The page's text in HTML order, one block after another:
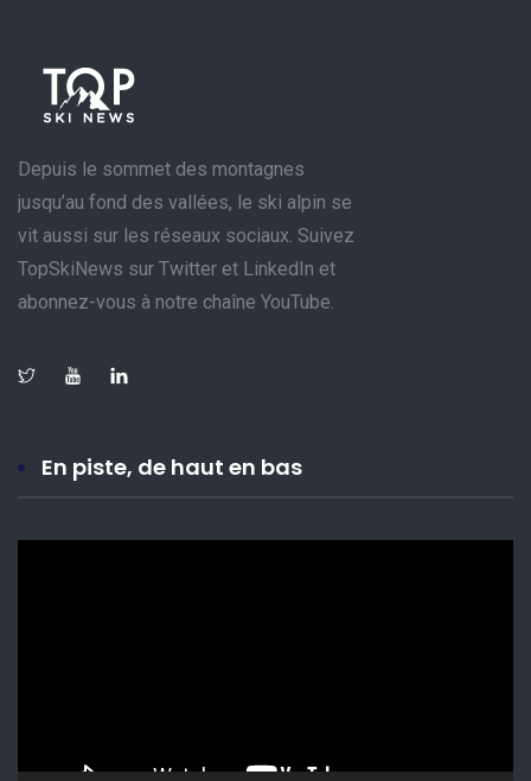
Depuis le sommet des montagnes
jusqu’au fond des vallées, le ski alpin se
vit aussi sur les réseaux sociaux. Suivez
TopSkiNews sur Twitter et LinkedIn et
abonnez-vous à notre chaîne YouTube.
En piste, de haut en bas